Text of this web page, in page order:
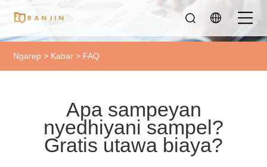
Ngarep > Kabar > FAQ
Apa sampeyan
nyedhiyani sampel?
Gratis utawa biaya?